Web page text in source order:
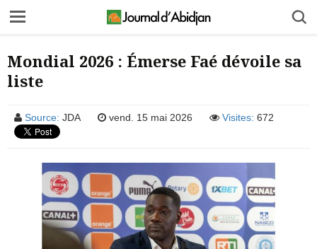
Mondial 2026 : Émerse Faé dévoile sa
liste
Source: JDA vend. 15 mai 2026 Visites: 672